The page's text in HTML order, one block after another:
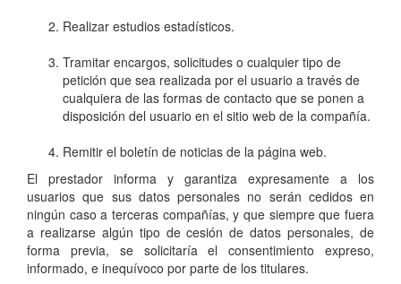
Realizar estudios estadísticos.
Tramitar encargos, solicitudes o cualquier tipo de
petición que sea realizada por el usuario a través de
cualquiera de las formas de contacto que se ponen a
disposición del usuario en el sitio web de la compañía.
Remitir el boletín de noticias de la página web.
El prestador informa y garantiza expresamente a los
usuarios que sus datos personales no serán cedidos en
ningún caso a terceras compañías, y que siempre que fuera
a realizarse algún tipo de cesión de datos personales, de
forma previa, se solicitaría el consentimiento expreso,
informado, e inequívoco por parte de los titulares.